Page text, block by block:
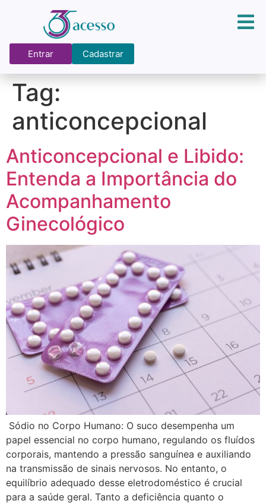
Entrar Cadastrar
Tag:
anticoncepcional
Anticoncepcional e Libido:
Entenda a Importância do
Acompanhamento
Ginecológico
​ Sódio no Corpo Humano: O suco desempenha um
papel essencial no corpo humano, regulando os fluídos
corporais, mantendo a pressão sanguínea e auxiliando
na transmissão de sinais nervosos. No entanto, o
equilíbrio adequado desse eletrodoméstico é crucial
para a saúde geral. Tanto a deficiência quanto o